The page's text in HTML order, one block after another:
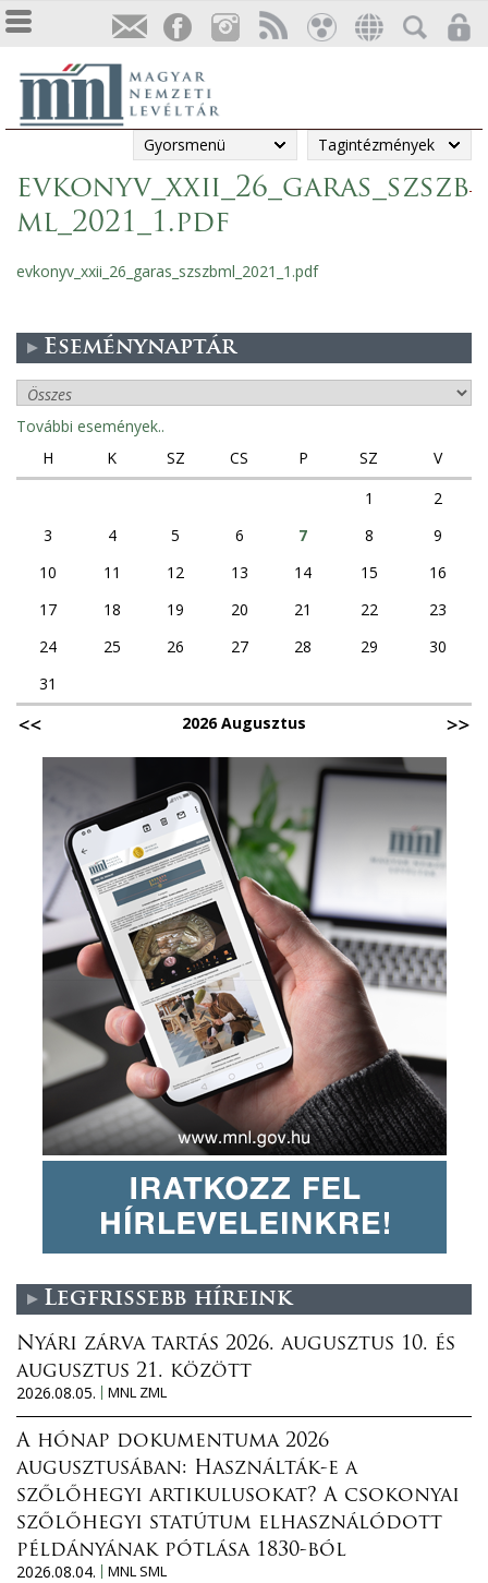
Gyorsmenü Tagintézmények
evkonyv_xxii_26_garas_szszb
ml_2021_1.pdf
evkonyv_xxii_26_garas_szszbml_2021_1.pdf
Eseménynaptár
További események..
H
K SZ CS P SZ
V
1
2
3
4 5 6 7 8
9
10
11 12 13 14 15
16
17
18 19 20 21 22
23
24
25 26 27 28 29
30
31
2026 Augusztus
Legfrissebb híreink
Nyári zárva tartás 2026. augusztus 10. és
augusztus 21. között
2026.08.05.
MNL ZML
A hónap dokumentuma 2026
augusztusában: Használták-e a
szőlőhegyi artikulusokat? A csokonyai
szőlőhegyi statútum elhasználódott
példányának pótlása 1830-ból
2026.08.04.
MNL SML